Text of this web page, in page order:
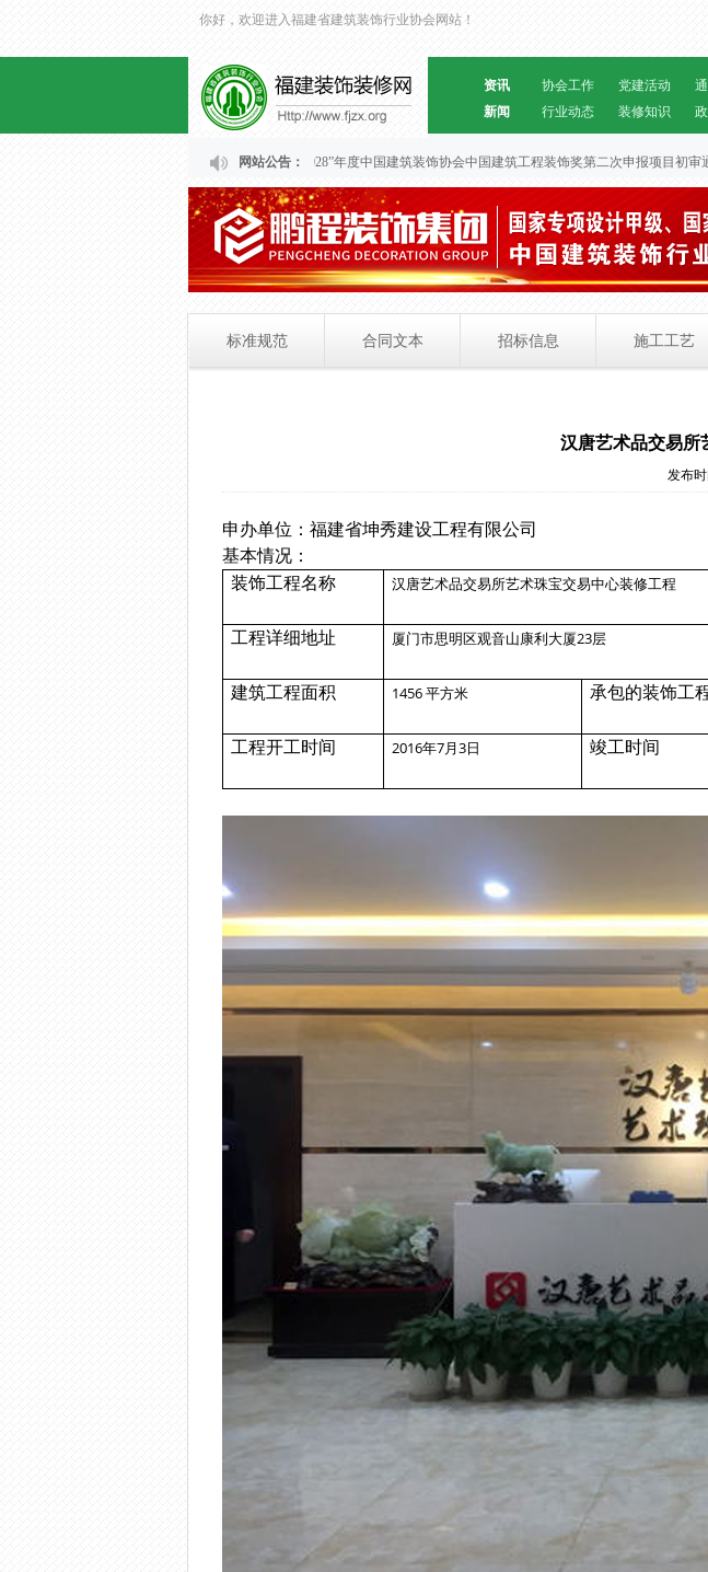
你好，欢迎进入福建省建筑装饰行业协会网站！
资讯
新闻
协会工作 党建活动
行业动态
装修知识
网站公告：
关于福建省“2024～2028”年度中国建筑装饰协会中国建筑工程装饰奖第二次申报项目初审通过名单
标准规范 合同文本 招标信息 施工工艺
汉唐艺术品交易所
发布时
申办单位：福建省坤秀建设工程有限公司
基本情况：
装饰工程名称
汉唐艺术品交易所艺术珠宝交易中心装修工
工程详细地址 厦门市思明区观音山康利大厦23层
建筑工程面积 1456 平方米 承包的装饰工
工程开工时间 2016年7月3日 竣工时间